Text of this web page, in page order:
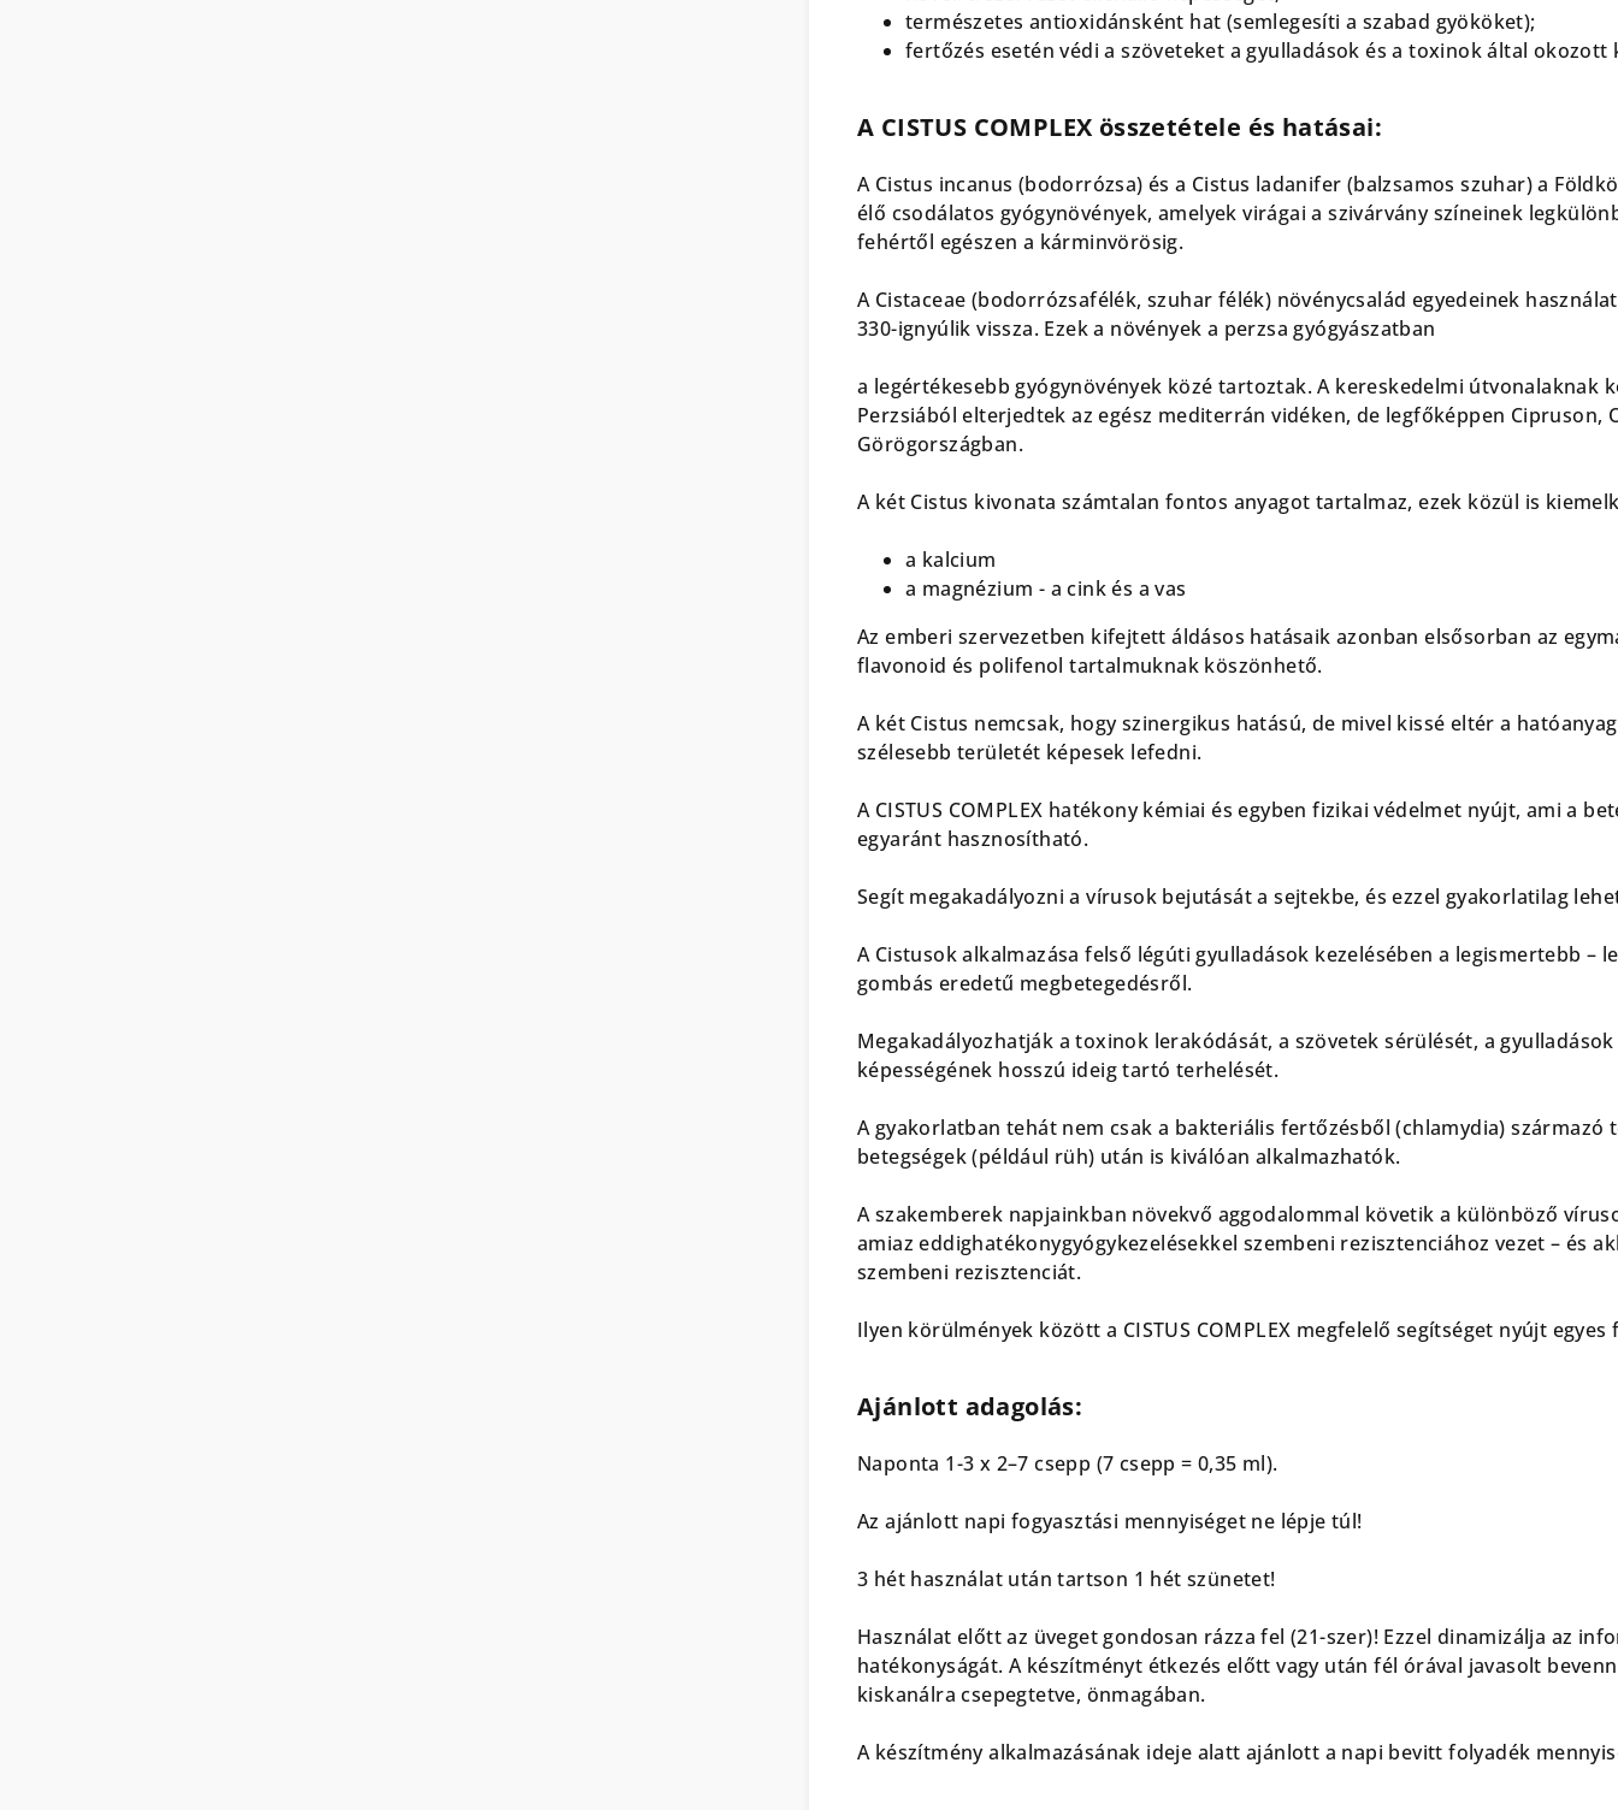
természetes antioxidánsként hat (semlegesíti a szabad gyököket);
fertőzés esetén védi a szöveteket a gyulladások és a toxinok által
A CISTUS COMPLEX összetétele és hatásai:
A Cistus incanus (bodorrózsa) és a Cistus ladanifer (balzsamos szuhar) a
élő csodálatos gyógynövények, amelyek virágai a szivárvány színeinek
fehértől egészen a kárminvörösig.
A Cistaceae (bodorrózsafélék, szuhar félék) növénycsalád egyedeinek
330-ignyúlik vissza. Ezek a növények a perzsa gyógyászatban
a legértékesebb gyógynövények közé tartoztak. A kereskedelmi útvonalaknak
Perzsiából elterjedtek az egész mediterrán vidéken, de legfőképpen Cipruson,
Görögországban.
A két Cistus kivonata számtalan fontos anyagot tartalmaz, ezek közül is
a kalcium
a magnézium - a cink és a vas
Az emberi szervezetben kifejtett áldásos hatásaik azonban elsősorban az
flavonoid és polifenol tartalmuknak köszönhető.
A két Cistus nemcsak, hogy szinergikus hatású, de mivel kissé eltér a
szélesebb területét képesek lefedni.
A CISTUS COMPLEX hatékony kémiai és egyben fizikai védelmet nyújt, ami a
egyaránt hasznosítható.
Segít megakadályozni a vírusok bejutását a sejtekbe, és ezzel gyakorlatilag
A Cistusok alkalmazása felső légúti gyulladások kezelésében a legismertebb –
gombás eredetű megbetegedésről.
Megakadályozhatják a toxinok lerakódását, a szövetek sérülését, a
képességének hosszú ideig tartó terhelését.
A gyakorlatban tehát nem csak a bakteriális fertőzésből (chlamydia)
betegségek (például rüh) után is kiválóan alkalmazhatók.
A szakemberek napjainkban növekvő aggodalommal követik a különböző
amiaz eddighatékonygyógykezelésekkel szembeni rezisztenciához vezet – és
szembeni rezisztenciát.
Ilyen körülmények között a CISTUS COMPLEX megfelelő segítséget nyújt
Ajánlott adagolás:
Naponta 1-3 x 2–7 csepp (7 csepp = 0,35 ml).
Az ajánlott napi fogyasztási mennyiséget ne lépje túl!
3 hét használat után tartson 1 hét szünetet!
Használat előtt az üveget gondosan rázza fel (21-szer)! Ezzel dinamizálja az
hatékonyságát. A készítményt étkezés előtt vagy után fél órával javasolt
kiskanálra csepegtetve, önmagában.
A készítmény alkalmazásának ideje alatt ajánlott a napi bevitt folyadék